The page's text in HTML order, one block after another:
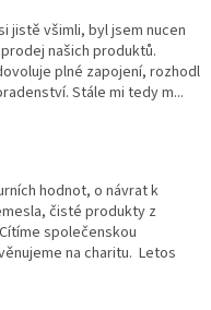
všimli, byl jsem nucen
našich produktů.
plné zapojení, rozhodl
Stále mi tedy m...
hodnot, o návrat k
čisté produkty z
společenskou
na charitu. Letos